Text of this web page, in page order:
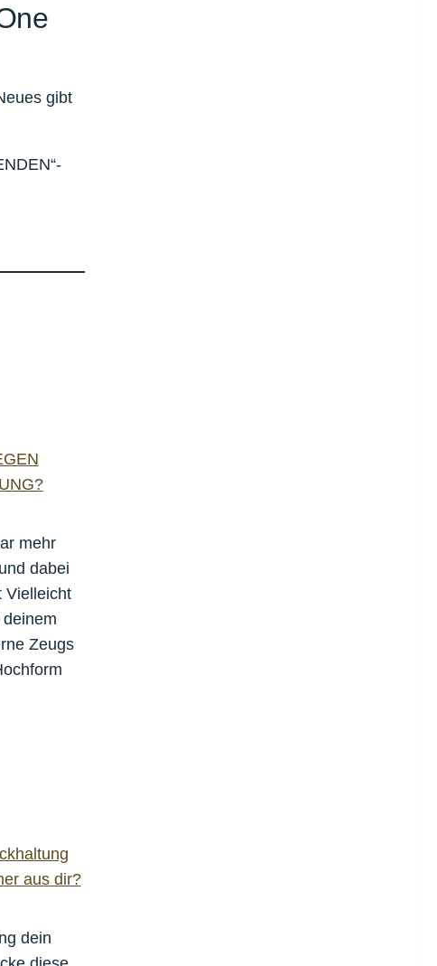
gibt
mehr
dabei
Vielleicht
Zeugs
aus dir?
dein